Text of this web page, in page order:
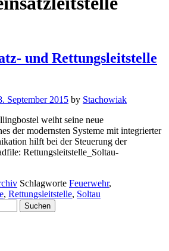
und Rettungsleitstelle
September 2015 by Stachowiak
weiht seine neue
der modernsten Systeme mit integrierter
hilft bei der Steuerung der
Rettungsleitstelle_Soltau-
Schlagworte Feuerwehr,
, Rettungsleitstelle, Soltau